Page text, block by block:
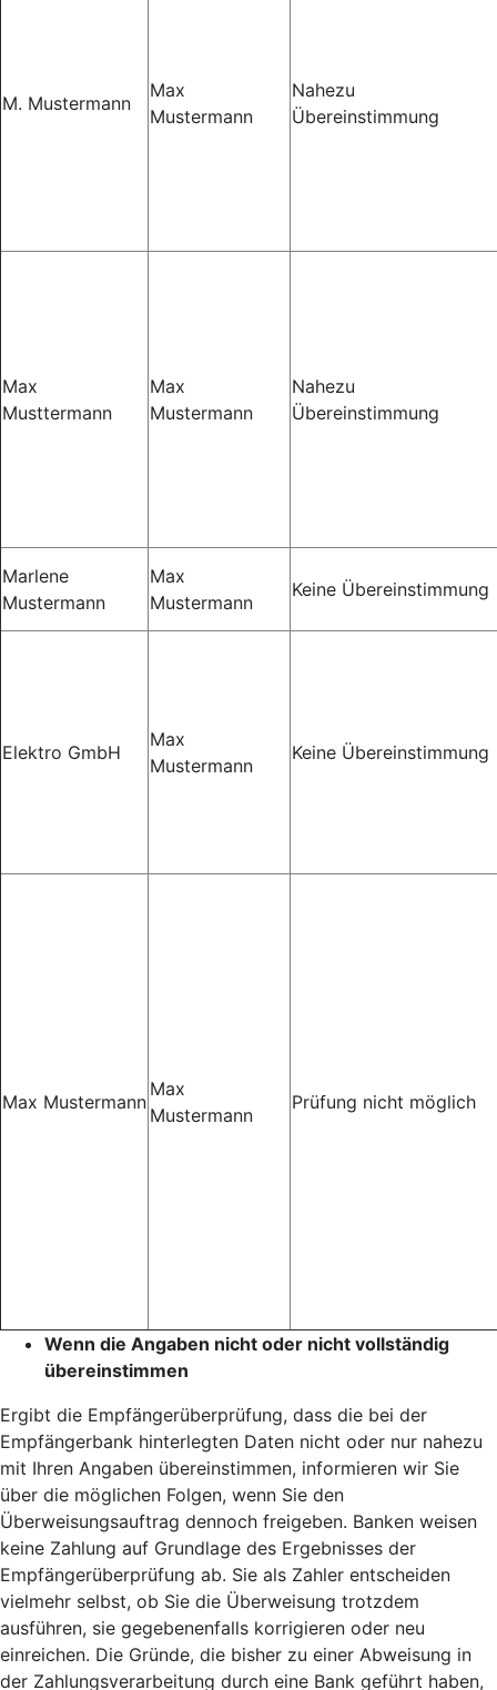
M. Mustermann
Max
Mustermann
Nahezu
Übereinstimmung
Max
Musttermann
Max
Mustermann
Nahezu
Übereinstimmung
Marlene
Mustermann
Max
Mustermann
Keine Übereinstimmung
Elektro GmbH
Max
Mustermann
Keine Übereinstimmung
Max Mustermann
Max
Mustermann
Prüfung nicht möglich
Wenn die Angaben nicht oder nicht vollständig
übereinstimmen
Ergibt die Empfängerüberprüfung, dass die bei der
Empfängerbank hinterlegten Daten nicht oder nur nahezu
mit Ihren Angaben übereinstimmen, informieren wir Sie
über die möglichen Folgen, wenn Sie den
Überweisungsauftrag dennoch freigeben. Banken weisen
keine Zahlung auf Grundlage des Ergebnisses der
Empfängerüberprüfung ab. Sie als Zahler entscheiden
vielmehr selbst, ob Sie die Überweisung trotzdem
ausführen, sie gegebenenfalls korrigieren oder neu
einreichen. Die Gründe, die bisher zu einer Abweisung in
der Zahlungsverarbeitung durch eine Bank geführt haben,